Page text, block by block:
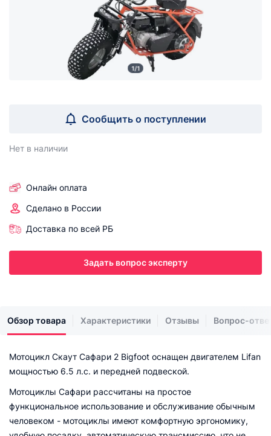
1/1
Сообщить о поступлении
Нет в наличии
Онлайн оплата
Сделано в России
Доставка по всей РБ
Задать вопрос эксперту
Обзор товара Характеристики Отзывы Вопрос-
Мотоцикл Скаут Сафари 2 Bigfoot оснащен двигателем Lifan
мощностью 6.5 л.с. и передней подвеской.
Мотоциклы Сафари рассчитаны на простое
функциональное использование и обслуживание обычным
человеком - мотоциклы имеют комфортную эргономику,